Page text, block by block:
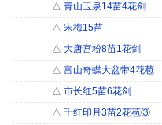
△ 青山玉泉14苗4花剑
△ 宋梅15苗
△ 大唐宫粉8苗1花剑
△ 富山奇蝶大盆带4花苞
△ 市长红5苗6花剑
△ 千红印月3苗2花苞③